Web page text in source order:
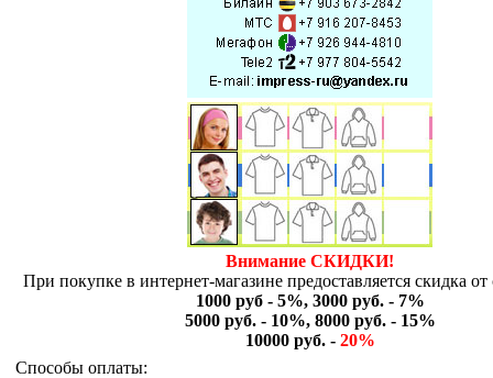
Внимание СКИДКИ!
При покупке в интернет-магазине предоставляется скидка
1000 руб - 5%, 3000 руб. - 7%
5000 руб. - 10%, 8000 руб. - 15%
10000 руб. - 20%
Способы оплаты: